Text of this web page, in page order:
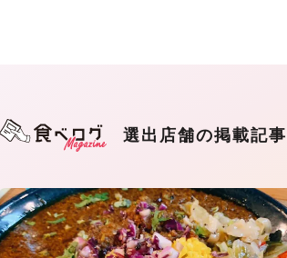
選出店舗の掲載記